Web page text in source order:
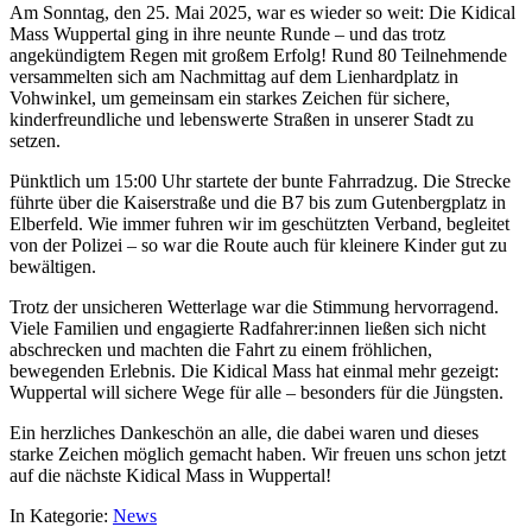
Am Sonntag, den 25. Mai 2025, war es wieder so weit: Die Kidical
Mass Wuppertal ging in ihre neunte Runde – und das trotz
angekündigtem Regen mit großem Erfolg! Rund 80 Teilnehmende
versammelten sich am Nachmittag auf dem Lienhardplatz in
Vohwinkel, um gemeinsam ein starkes Zeichen für sichere,
kinderfreundliche und lebenswerte Straßen in unserer Stadt zu
setzen.
Pünktlich um 15:00 Uhr startete der bunte Fahrradzug. Die Strecke
führte über die Kaiserstraße und die B7 bis zum Gutenbergplatz in
Elberfeld. Wie immer fuhren wir im geschützten Verband, begleitet
von der Polizei – so war die Route auch für kleinere Kinder gut zu
bewältigen.
Trotz der unsicheren Wetterlage war die Stimmung hervorragend.
Viele Familien und engagierte Radfahrer:innen ließen sich nicht
abschrecken und machten die Fahrt zu einem fröhlichen,
bewegenden Erlebnis. Die Kidical Mass hat einmal mehr gezeigt:
Wuppertal will sichere Wege für alle – besonders für die Jüngsten.
Ein herzliches Dankeschön an alle, die dabei waren und dieses
starke Zeichen möglich gemacht haben. Wir freuen uns schon jetzt
auf die nächste Kidical Mass in Wuppertal!
In Kategorie: News